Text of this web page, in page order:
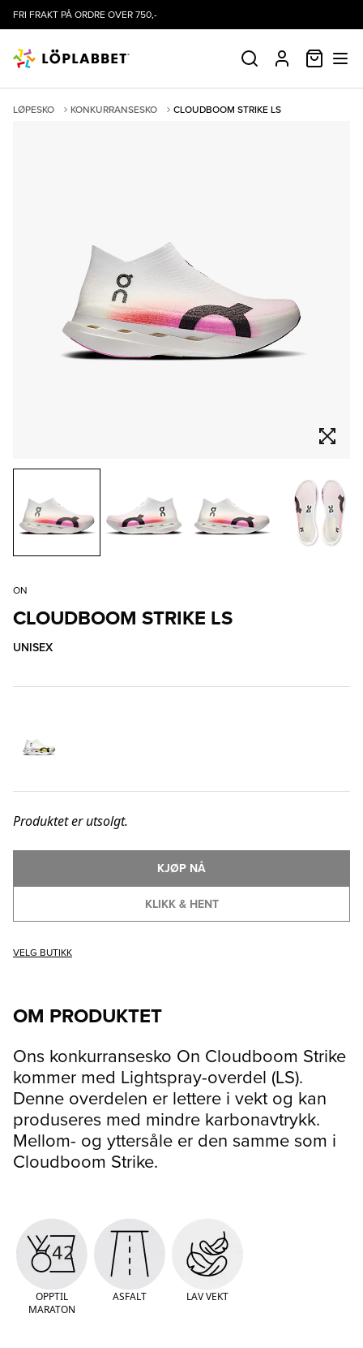
FRI FRAKT PÅ ORDRE OVER 750,-
SØK PROFIL
LØPESKO KONKURRANSESKO CLOUDBOOM STRIKE LS
ON
CLOUDBOOM STRIKE LS
UNISEX
Produktet er utsolgt.
KLIKK & HENT
KJØP NÅ
VELG BUTIKK
OM PRODUKTET
Ons konkurransesko On Cloudboom Strike
kommer med Lightspray-overdel (LS).
Denne overdelen er lettere i vekt og kan
produseres med mindre karbonavtrykk.
Mellom- og yttersåle er den samme som i
Cloudboom Strike.
OPPTIL
MARATON
ASFALT LAV VEKT